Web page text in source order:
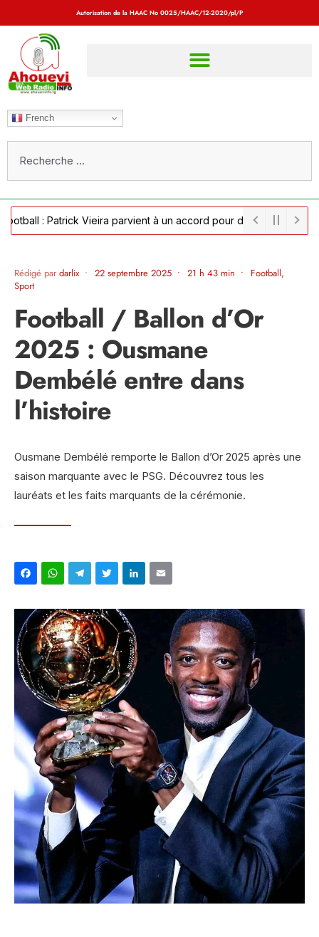
Autorisation de la HAAC No 0025/HAAC/12-2020/pl/P
French
: Patrick Vieira parvient à un accord pour devenir sélectionneur
Rédigé pardarlix • 22 septembre 2025 • 21 h 43 min • Football,
Sport
Football / Ballon d’Or
2025 : Ousmane
Dembélé entre dans
l’histoire
Ousmane Dembélé remporte le Ballon d’Or 2025 après une
saison marquante avec le PSG. Découvrez tous les
lauréats et les faits marquants de la cérémonie.
Facebook
WhatsApp
Telegram
Twitter
LinkedIn